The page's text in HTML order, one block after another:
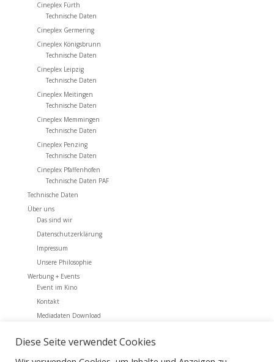
Cineplex Fürth
Technische Daten
Cineplex Germering
Cineplex Königsbrunn
Technische Daten
Cineplex Leipzig
Technische Daten
Cineplex Meitingen
Technische Daten
Cineplex Memmingen
Technische Daten
Cineplex Penzing
Technische Daten
Cineplex Pfaffenhofen
Technische Daten PAF
Technische Daten
Über uns
Das sind wir
Datenschutzerklärung
Impressum
Unsere Philosophie
Werbung + Events
Event im Kino
Kontakt
Mediadaten Download
Archiv
Diese Seite verwendet Cookies